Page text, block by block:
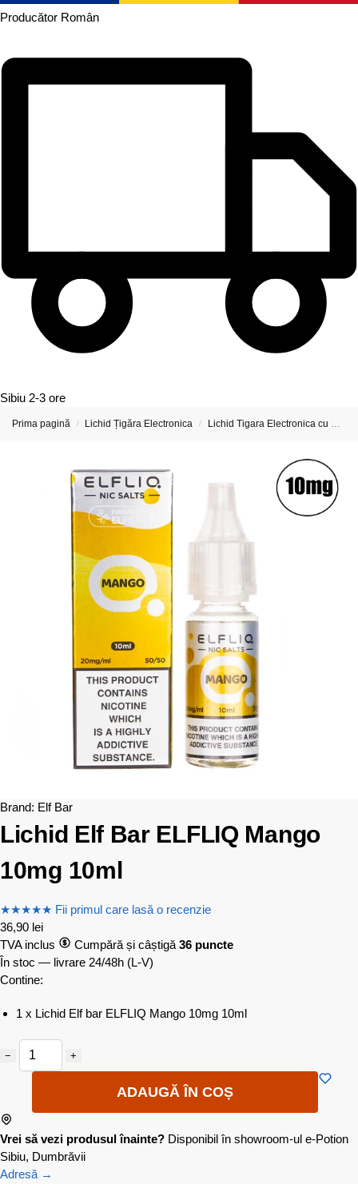
Producător Român
Sibiu 2-3 ore
Prima pagină / Lichid Țigăra Electronica / Lichid Tigara Electronica cu Nicotina
Brand: Elf Bar
Lichid Elf Bar ELFLIQ Mango
10mg 10ml
★★★★★ Fii primul care lasă o recenzie
36,90 lei
TVA inclus
Cumpără și câștigă 36 puncte
În stoc — livrare 24/48h (L-V)
Contine:
1 x Lichid Elf bar ELFLIQ Mango 10mg 10ml
− +
ADAUGĂ ÎN COȘ
Vrei să vezi produsul înainte? Disponibil în showroom-ul e-Potion
Sibiu, Dumbrăvii
Adresă →